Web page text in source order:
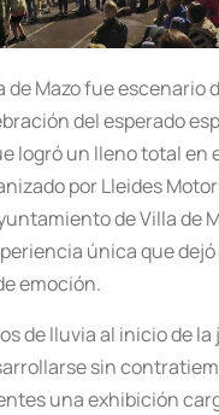
de Mazo fue escenario
del esperado
logró un lleno total en
por Lleides
de Villa de
única que
emoción.
de lluvia al inicio de la
sin
una exhibición